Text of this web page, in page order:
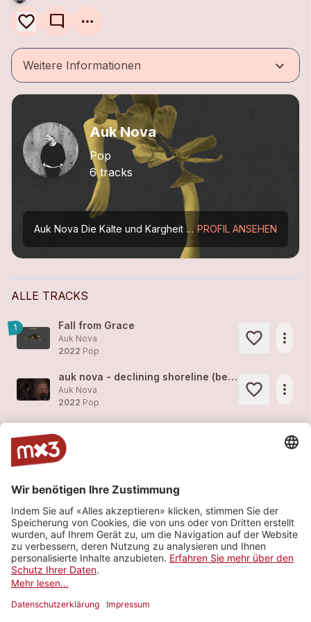
mode_comment
Weitere Informationen keyboard_arrow_down
Auk Nova
Pop
6 tracks
Auk Nova Die Kälte und Kargheit des hohen Nordens widerspiegelt sich in der PROFIL ANSEHEN
ALLE TRACKS
1 Fall from Grace
Auk Nova
2022 Pop
more_horiz
auk nova - declining shoreline (bergün session)
Auk Nova
2022 Pop
more_horiz
Auk Nova
2022
more_horiz
Auk Nova
2022
Pop
1 My Mind
Auk Nova
2014 Pop
more_horiz